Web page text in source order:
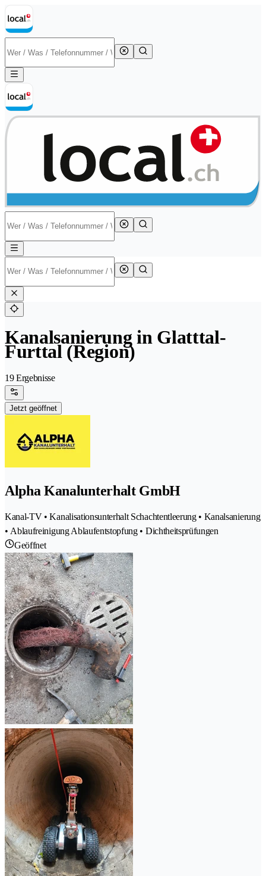
Kanalsanierung in Glatttal-
Furttal (Region)
19 Ergebnisse
Jetzt geöffnet
Alpha Kanalunterhalt GmbH
Kanal-TV • Kanalisationsunterhalt Schachtentleerung • Kanalsanierung
• Ablaufreinigung Ablaufentstopfung • Dichtheitsprüfungen
Geöffnet